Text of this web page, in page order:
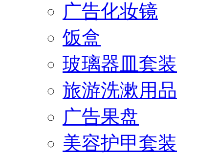
广告化妆镜
饭盒
玻璃器皿套装
旅游洗漱用品
广告果盘
美容护甲套装